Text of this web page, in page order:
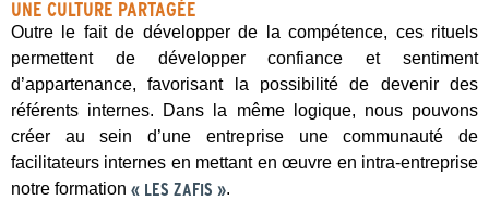
UNE CULTURE PARTAGÉE
Outre le fait de développer de la compétence, ces rituels
permettent de développer confiance et sentiment
d’appartenance, favorisant la possibilité de devenir des
référents internes. Dans la même logique, nous pouvons
créer au sein d’une entreprise une communauté de
facilitateurs internes en mettant en œuvre en intra-entreprise
notre formation « LES ZAFIS ».
ACCUEIL